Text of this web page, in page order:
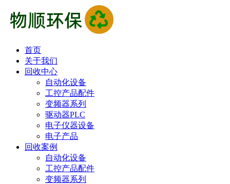
首页
关于我们
回收中心
自动化设备
工控产品配件
变频器系列
驱动器PLC
电子仪器设备
电子产品
回收案例
自动化设备
工控产品配件
变频器系列